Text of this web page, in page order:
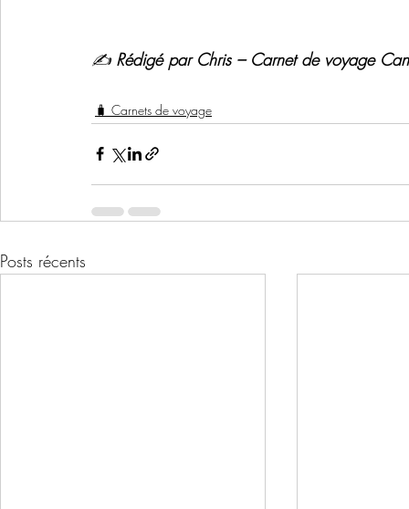
✍️ Rédigé par Chris – Carnet de voyage
🧳 Carnets de voyage
Posts récents